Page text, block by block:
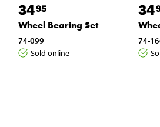
3495
Wheel Bearing Set
74-099
Sold online
34
74-